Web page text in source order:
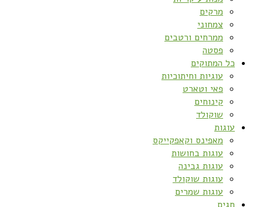
מרקים
צמחוני
ממרחים ורטבים
פסטה
כל המתוקים
עוגיות וחיתוכיות
פאי וטארט
קינוחים
שוקולד
עוגות
מאפינס וקאפקייקס
עוגות בחושות
עוגות גבינה
עוגות שוקולד
עוגות שמרים